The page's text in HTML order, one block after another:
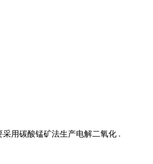
用碳酸锰矿法生产电解二氧化 .